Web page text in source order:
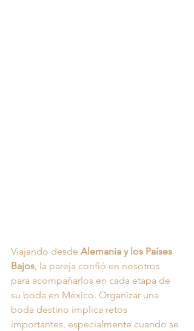
Viajando desde Alemania y los Países
Bajos, la pareja confió en nosotros
para acompañarlos en cada etapa de
su boda en México. Organizar una
boda destino implica retos
importantes, especialmente cuando se